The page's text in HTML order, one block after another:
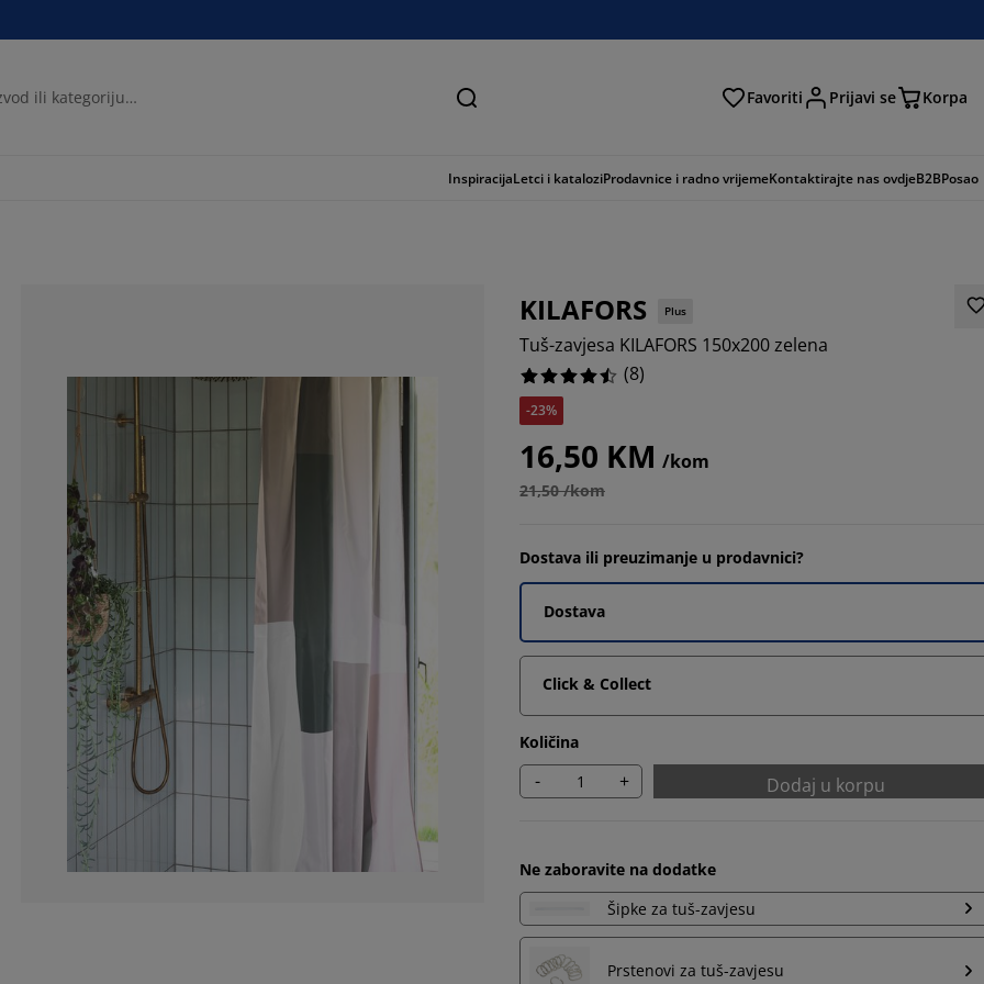
Traži Favoriti Prijavi se Korpa
InspiracijaLetci i kataloziProdavnice i radno vrijemeKontaktirajte nas ovdjeB2BPosao
KILAFORS Plus
Tuš-zavjesa KILAFORS 150x200 zelena
(8)
-23%
16,50 KM /kom
21,50 /kom
Dostava ili preuzimanje u prodavnici?
Dostava
Click & Collect
Količina
- + Dodaj u korpu
Ne zaboravite na dodatke
Šipke za tuš-zavjesu
Prstenovi za tuš-zavjesu